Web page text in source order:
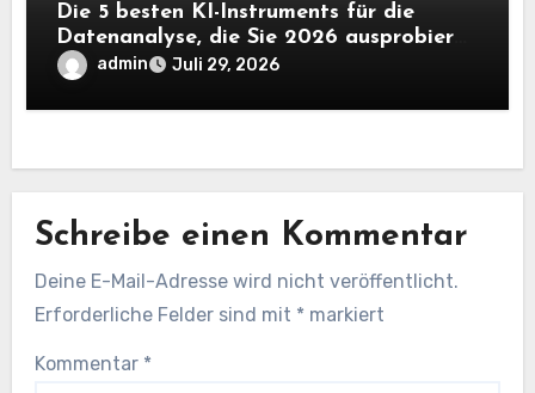
Die 5 besten KI-Instruments für die
Datenanalyse, die Sie 2026 ausprobieren
solltenadmin Juli 29, 2026
Schreibe einen Kommentar
Deine E-Mail-Adresse wird nicht veröffentlicht.
Erforderliche Felder sind mit * markiert
Kommentar *